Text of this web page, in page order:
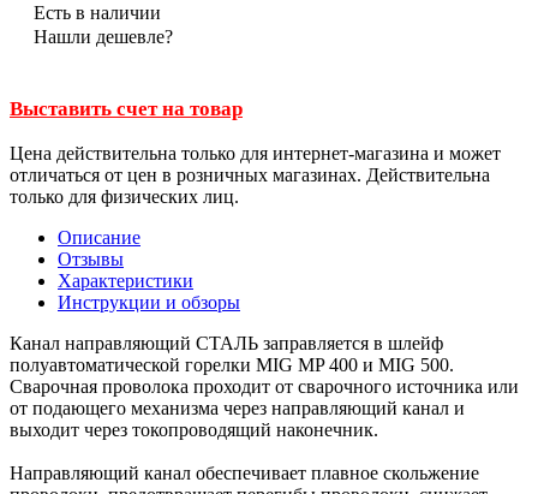
Есть в наличии
Нашли дешевле?
Выставить счет на товар
Цена действительна только для интернет-магазина и может
отличаться от цен в розничных магазинах. Действительна
только для физических лиц.
Описание
Отзывы
Характеристики
Инструкции и обзоры
Канал направляющий СТАЛЬ заправляется в шлейф
полуавтоматической горелки MIG MP 400 и MIG 500.
Сварочная проволока проходит от сварочного источника или
от подающего механизма через направляющий канал и
выходит через токопроводящий наконечник.
Направляющий канал обеспечивает плавное скольжение